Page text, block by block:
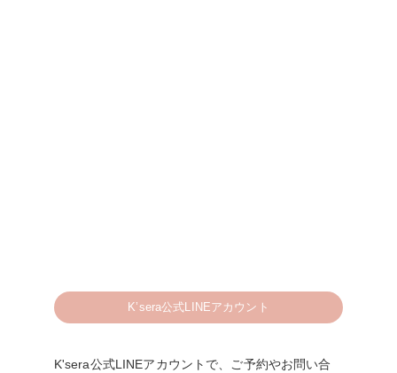
K’sera公式LINEアカウント
K'sera公式LINEアカウントで、ご予約やお問い合